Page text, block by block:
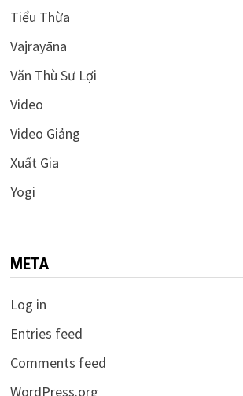
Tiểu Thừa
Vajrayāna
Văn Thù Sư Lợi
Video
Video Giảng
Xuất Gia
Yogi
META
Log in
Entries feed
Comments feed
WordPress.org